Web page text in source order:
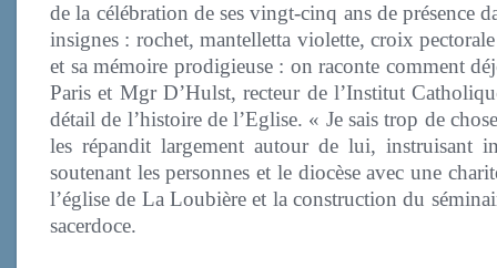
de la célébration de ses vingt-cinq ans de présence
insignes : rochet, mantelletta violette, croix
et sa mémoire prodigieuse : on raconte comment
Paris et Mgr D’Hulst, recteur de l’Institut
détail de l’histoire de l’Eglise. « Je sais trop de
les répandit largement autour de lui, instruisant
soutenant les personnes et le diocèse avec une
l’église de La Loubière et la construction du
sacerdoce.